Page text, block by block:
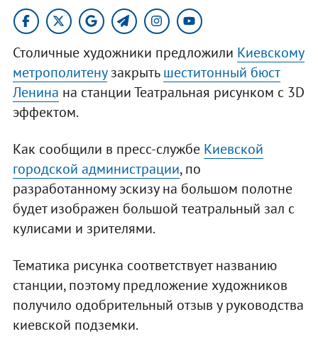
Столичные художники предложили Киевскому
метрополитенузакрытьшеститонный бюст
Ленина на станции Театральная рисунком с 3D
эффектом.
Как сообщили в пресс-службе Киевской
городской администрации, по
разработанному эскизу на большом полотне
будет изображен большой театральный зал с
кулисами и зрителями.
Тематика рисунка соответствует названию
станции, поэтому предложение художников
получило одобрительный отзыв у руководства
киевской подземки.